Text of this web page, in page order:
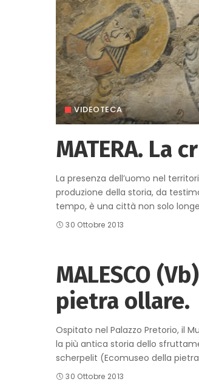
VIDEOTECA
MATERA. La
La presenza dell’uomo nel
produzione della storia, da
tempo, è una città non solo
30 Ottobre 2013
MALESCO
pietra ollare.
Ospitato nel Palazzo Pretorio, il
la più antica storia dello
scherpelit (Ecomuseo della
30 Ottobre 2013